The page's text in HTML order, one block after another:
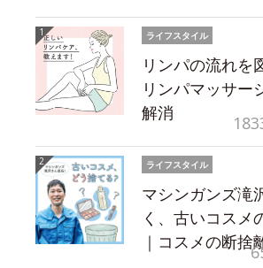
ライフスタイル
リンパの流れを
リンパマッサー
解消
ライフスタイル
マシンガンズ滝
く、古いコスメ
｜コスメの断捨